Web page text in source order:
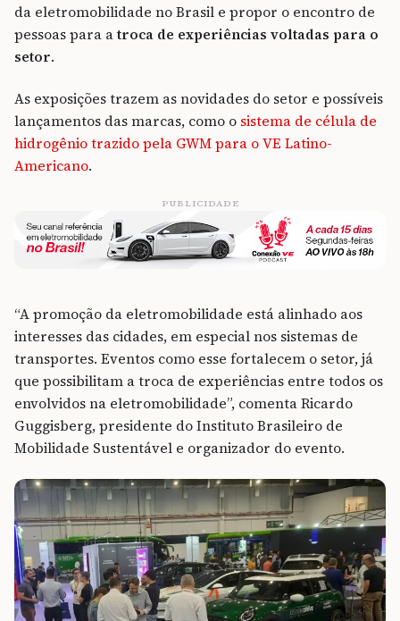
da eletromobilidade no Brasil e propor o encontro de
pessoas para atroca de experiências voltadas para o
setor.
As exposições trazem as novidades do setor e possíveis
lançamentos das marcas, como o sistema de célula de
hidrogênio trazido pela GWM para o VE Latino-
Americano.
PUBLICIDADE
“A promoção da eletromobilidade está alinhado aos
interesses das cidades, em especial nos sistemas de
transportes. Eventos como esse fortalecem o setor, já
que possibilitam a troca de experiências entre todos os
envolvidos na eletromobilidade”, comenta Ricardo
Guggisberg, presidente do Instituto Brasileiro de
Mobilidade Sustentável e organizador do evento.